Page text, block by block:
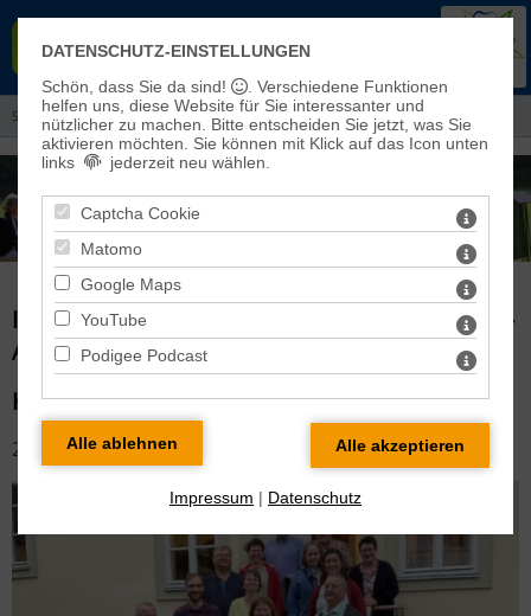
EISLEBEN-SÖMMERDA
Sie sind hier:Aktuelles> Informationen aus dem Kreiskirchenrat
INFORMATIONEN AUS DEM KREISKIRCHENRAT -
ARCHIV
KREISKIRCHENRAT IM JUNI 2024
20.06.2024
DATENSCHUTZ-EINSTELLUNGEN
Schön, dass Sie da sind!
. Verschiedene Funktionen
helfen uns, diese Website für Sie interessanter und
nützlicher zu machen.
Bitte entscheiden Sie jetzt, was Sie
aktivieren möchten. Sie können mit Klick auf das Icon unten
links
jederzeit neu wählen.
Captcha Cookie
Matomo
Google Maps
YouTube
Podigee Podcast
Impressum | Datenschutz